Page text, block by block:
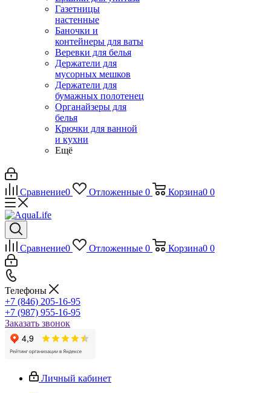
Газетницы
настенные
Баночки и
контейнеры для ваты
Веревки для белья
Держатели для
мусорных мешков
Держатели для
бумажных полотенец
Органайзеры для
белья
Крючки для ванной
и кухни
Ещё
Сравнение0 Отложенные 0 Корзина0 0
Сравнение0 Отложенные 0 Корзина0 0
Телефоны
+7 (846) 205-16-95
+7 (987) 955-16-95
Заказать звонок
Личный кабинет